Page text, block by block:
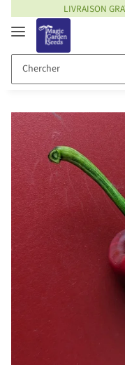
LIVRAISON